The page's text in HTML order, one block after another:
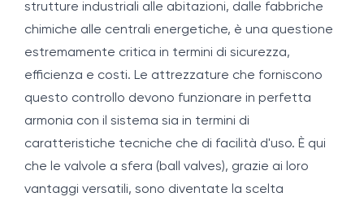
strutture industriali alle abitazioni, dalle fabbriche
chimiche alle centrali energetiche, è una questione
estremamente critica in termini di sicurezza,
efficienza e costi. Le attrezzature che forniscono
questo controllo devono funzionare in perfetta
armonia con il sistema sia in termini di
caratteristiche tecniche che di facilità d'uso. È qui
che le valvole a sfera (ball valves), grazie ai loro
vantaggi versatili, sono diventate la scelta